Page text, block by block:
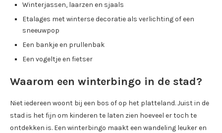
Winterjassen, laarzen en sjaals
Etalages met winterse decoratie als verlichting of een
sneeuwpop
Een bankje en prullenbak
Een vogeltje en fietser
Waarom een winterbingo in de stad?
Niet iedereen woont bij een bos of op het platteland. Juist in de
stad is het fijn om kinderen te laten zien hoeveel er toch te
ontdekken is. Een winterbingo maakt een wandeling leuker en